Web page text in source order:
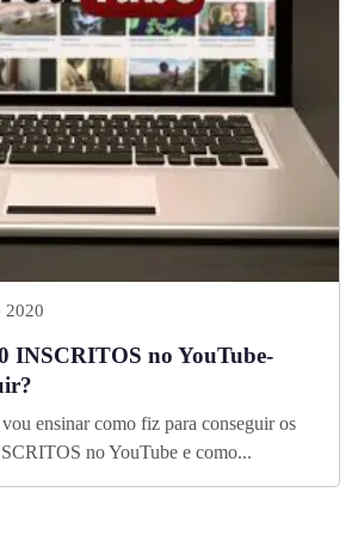
2020
INSCRITOS no YouTube-
ensinar como fiz para conseguir os
no YouTube e como...